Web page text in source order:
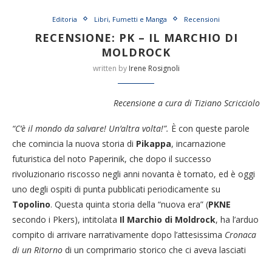
Editoria Libri, Fumetti e Manga Recensioni
RECENSIONE: PK – IL MARCHIO DI
MOLDROCK
written by Irene Rosignoli
Recensione a cura di Tiziano Scricciolo
“C’è il mondo da salvare! Un’altra volta!”. È con queste parole
che comincia la nuova storia di Pikappa, incarnazione
futuristica del noto Paperinik, che dopo il successo
rivoluzionario riscosso negli anni novanta è tornato, ed è oggi
uno degli ospiti di punta pubblicati periodicamente su
Topolino. Questa quinta storia della “nuova era” (PKNE
secondo i Pkers), intitolata Il Marchio di Moldrock, ha l’arduo
compito di arrivare narrativamente dopo l’attesissima Cronaca
di un Ritorno di un comprimario storico che ci aveva lasciati